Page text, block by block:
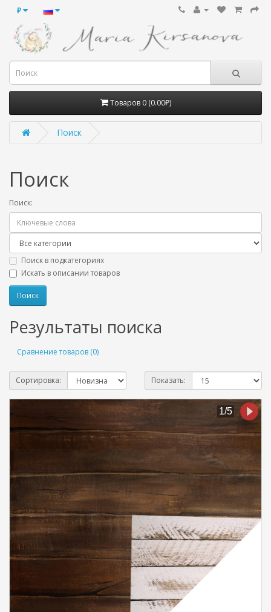
₽
Товаров 0 (0.00₽)
Поиск
Поиск
Поиск:
Поиск в подкатегориях
Искать в описании товаров
Результаты поиска
Сравнение товаров (0)
Сортировка: Показать: